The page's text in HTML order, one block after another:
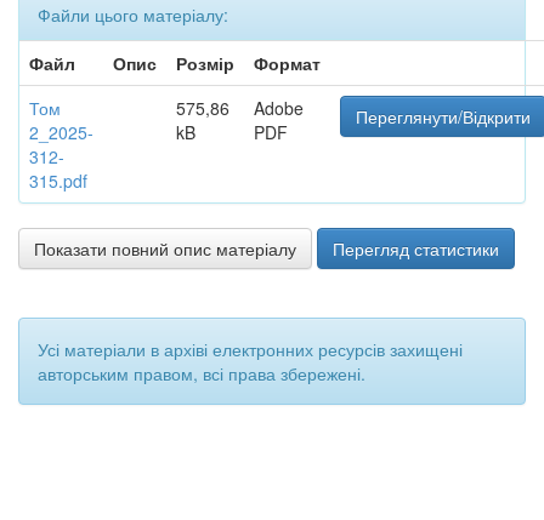
Файли цього матеріалу:
Файл
Опис Розмір
Формат
Том
2_2025-
312-
315.pdf
575,86
kB
Adobe
PDF
Переглянути/Відкрити
Показати повний опис матеріалу Перегляд статистики
Усі матеріали в архіві електронних ресурсів захищені
авторським правом, всі права збережені.